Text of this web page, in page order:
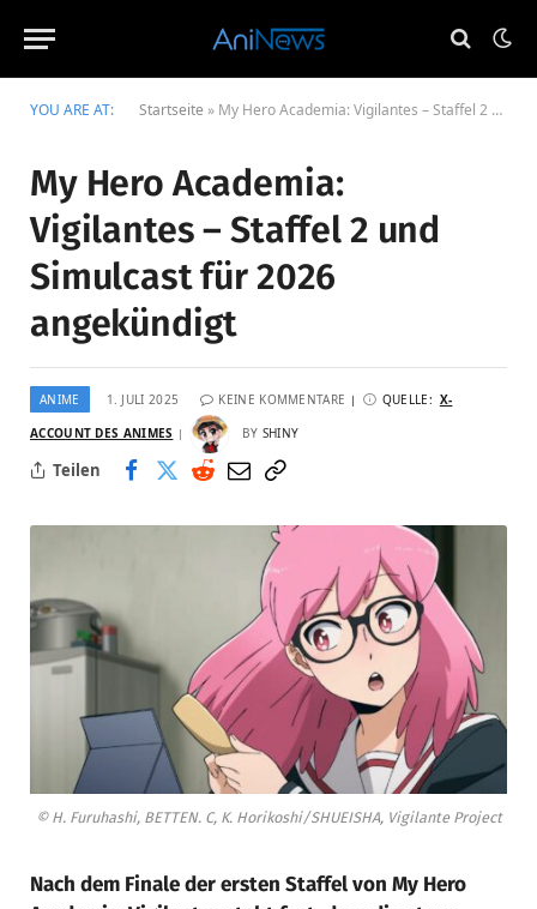
YOU ARE AT: Startseite » My Hero Academia: Vigilantes – Staffel 2 und Simulcast für 2026 angekündigt
My Hero Academia:
Vigilantes – Staffel 2 und
Simulcast für 2026
angekündigt
ANIME 1. JULI 2025 KEINE KOMMENTARE QUELLE: X-
ACCOUNT DES ANIMES
BY SHINY
Teilen
© H. Furuhashi, BETTEN. C, K. Horikoshi/SHUEISHA, Vigilante Project
Nach dem Finale der ersten Staffel von My Hero